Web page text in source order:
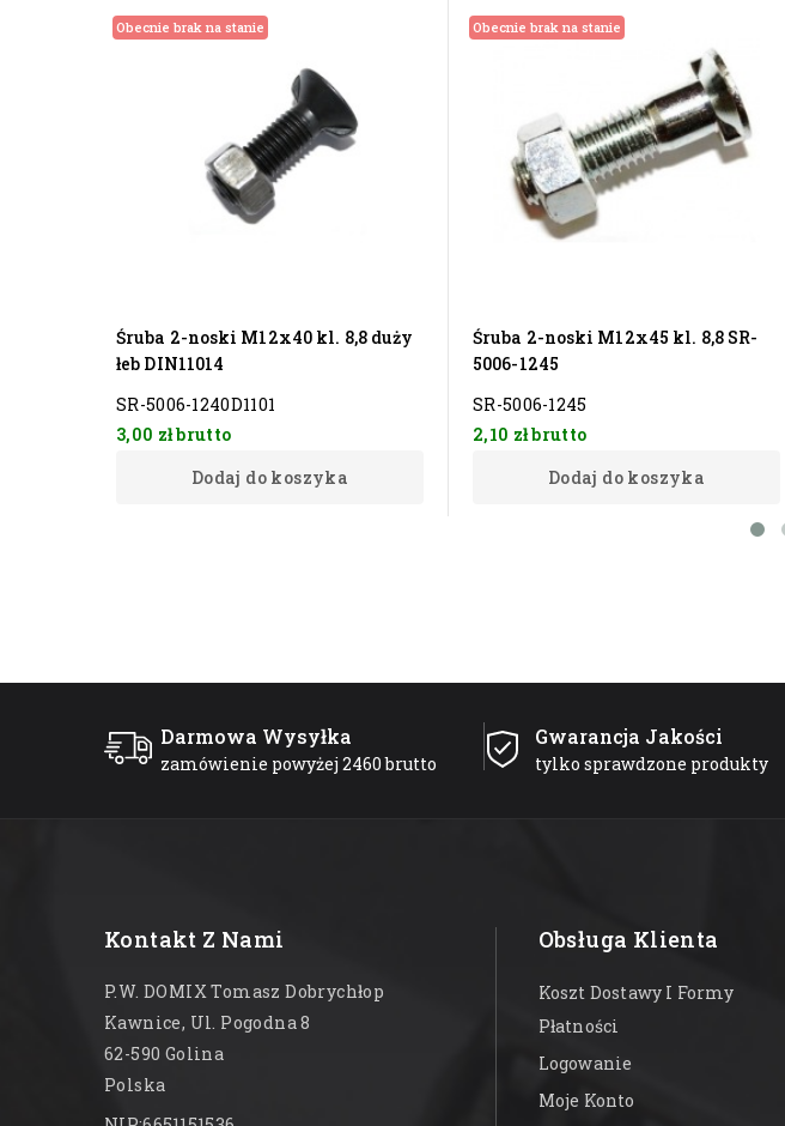
Obecnie brak na stanie
Śruba 2-noski M12x40 kl. 8,8 duży
łeb DIN11014
SR-5006-1240D1101
3,00 złbrutto
Dodaj do koszyka
Obecnie brak na stanie
Śruba 2-noski M12x45 kl. 8,8 SR-
5006-1245
SR-5006-1245
2,10 złbrutto
Dodaj do koszyka
Darmowa Wysyłka
zamówienie powyżej 2460 brutto
Gwarancja Jakości
tylko sprawdzone produkty
Kontakt Z Nami
P.W. DOMIX Tomasz Dobrychłop
Kawnice, Ul. Pogodna 8
62-590 Golina
Polska
Obsługa Klienta
Koszt Dostawy I Formy
Płatności
Logowanie
Moje Konto